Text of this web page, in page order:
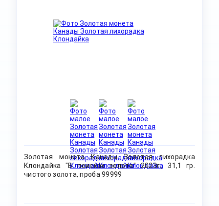
Золотая монета Канады Золотая лихорадка
Клондайка "В поисках золота" 2023г., 31,1 гр.
чистого золота, проба 99999